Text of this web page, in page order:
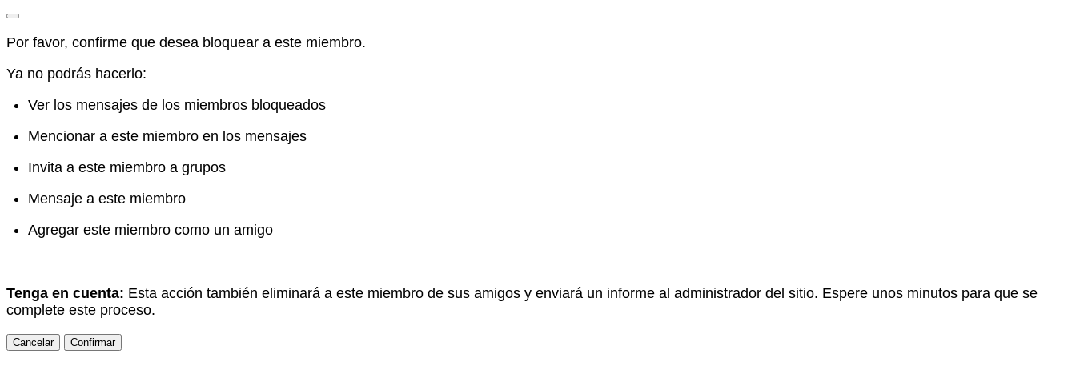
Por favor, confirme que desea bloquear a este miembro.
Ya no podrás hacerlo:
Ver los mensajes de los miembros bloqueados
Mencionar a este miembro en los mensajes
Invita a este miembro a grupos
Mensaje a este miembro
Agregar este miembro como un amigo
Tenga en cuenta: Esta acción también eliminará a este miembro de sus amigos y enviará un informe al administrador del sitio. Espere unos minutos para que se
complete este proceso.
Confirmar